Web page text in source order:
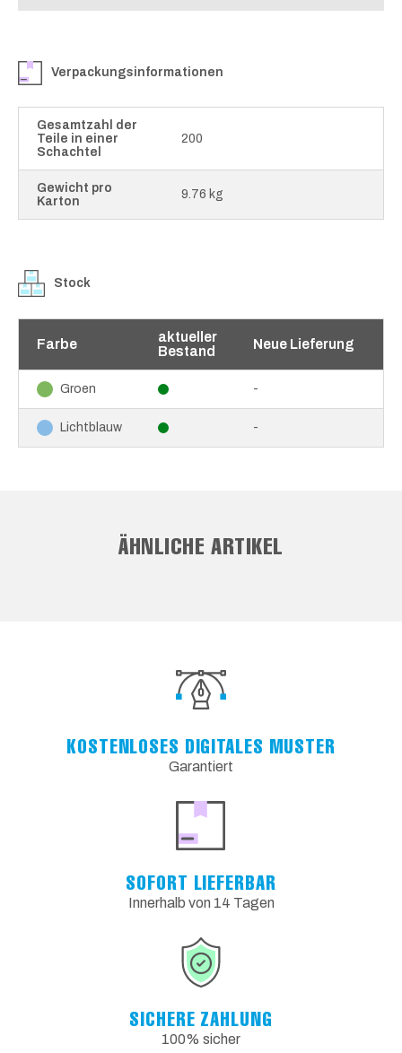
Verpackungsinformationen
Gesamtzahl der
Teile in einer
Schachtel
200
Gewicht pro
Karton
9.76 kg
Stock
Farbe
aktueller
Bestand
Neue Lieferung
Groen -
Lichtblauw -
ÄHNLICHE ARTIKEL
KOSTENLOSES DIGITALES MUSTER
Garantiert
SOFORT LIEFERBAR
Innerhalb von 14 Tagen
SICHERE ZAHLUNG
100% sicher